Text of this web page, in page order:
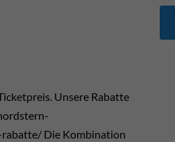
Unsere Rabatte
Die Kombination